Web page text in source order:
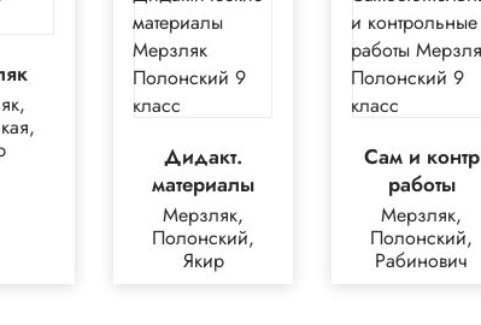
Дидакт.
материалы
Мерзляк,
Полонский,
Якир
Сам и контр
работы
Мерзляк,
Полонский,
Рабинович